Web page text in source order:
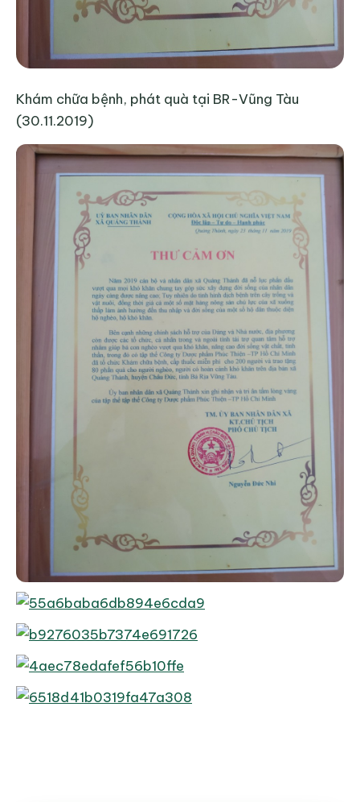
Khám chữa bệnh, phát quà tại BR-Vũng Tàu
(30.11.2019)